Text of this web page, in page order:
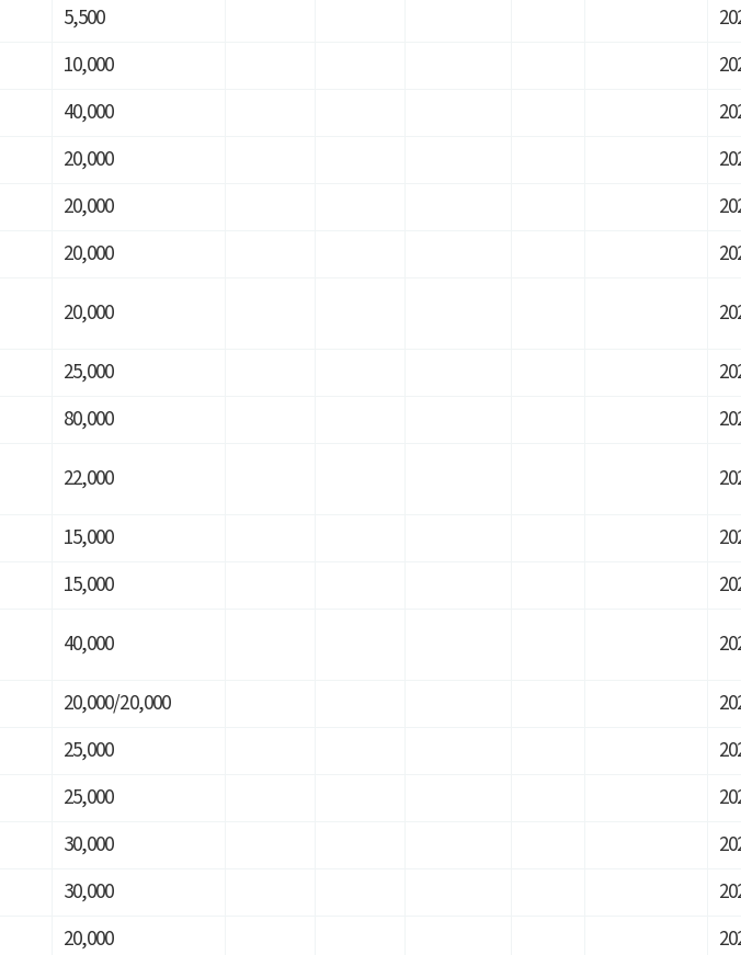
5,500
10,000
40,000
20,000
20,000
20,000
20,000
25,000
80,000
22,000
15,000
15,000
40,000
20,000/20,000
25,000
25,000
30,000
30,000
20,000